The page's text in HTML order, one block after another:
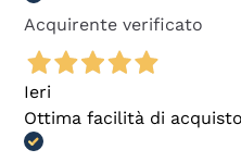
Acquirente verificato
Ieri
Ottima facilità di